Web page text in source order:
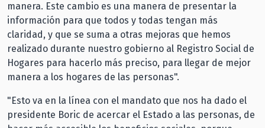
manera. Este cambio es una manera de presentar la
información para que todos y todas tengan más
claridad, y que se suma a otras mejoras que hemos
realizado durante nuestro gobierno al Registro Social de
Hogares para hacerlo más preciso, para llegar de mejor
manera a los hogares de las personas".
"Esto va en la línea con el mandato que nos ha dado el
presidente Boric de acercar el Estado a las personas, de